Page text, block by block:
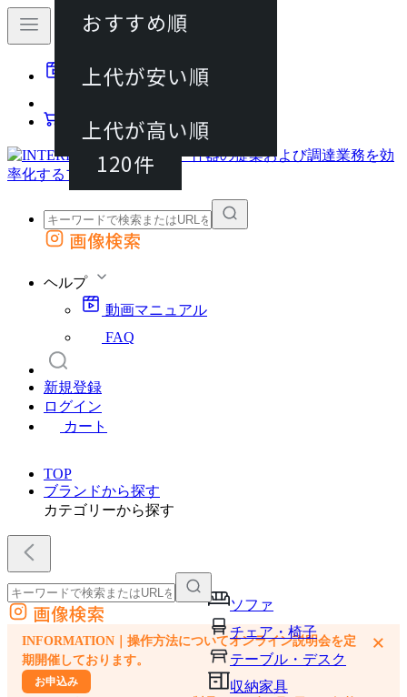
動画マニュアル
カート
外部サイトの商品をカートに追加
画像検索
ヘルプ
動画マニュアル
FAQ
新規登録
ログイン
カート
TOP
ブランドから探す
カテゴリーから探す
ソファ
チェア・椅子
テーブル・デスク
収納家具
外部サイトの商品をカートに追加
他のサイトで見つけた商品ページのURLを貼り付けて、カートに追加できます
画像検索
INFORMATION｜操作方法についてオンライン説明会を定
期開催しております。
お申込み
×
120件
おすすめ順
上代が安い順
上代が高い順